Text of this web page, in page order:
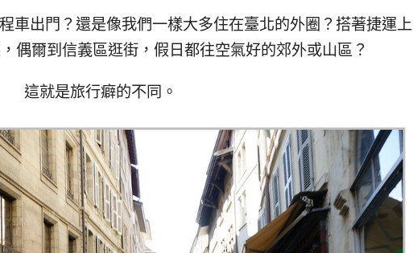
車出門？還是像我們一樣大多住在臺北的外圈？搭著捷運上
偶爾到信義區逛街，假日都往空氣好的郊外或山區？
這就是旅行癖的不同。